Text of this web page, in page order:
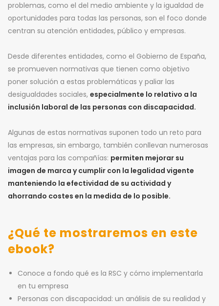
problemas, como el del medio ambiente y la igualdad de
oportunidades para todas las personas, son el foco donde
centran su atención entidades, público y empresas.
Desde diferentes entidades, como el Gobierno de España,
se promueven normativas que tienen como objetivo
poner solución a estas problemáticas y paliar las
desigualdades sociales, especialmente lo relativo a la
inclusión laboral de las personas con discapacidad.
Algunas de estas normativas suponen todo un reto para
las empresas, sin embargo, también conllevan numerosas
ventajas para las compañías: permiten mejorar su
imagen de marca y cumplir con la legalidad vigente
manteniendo la efectividad de su actividad y
ahorrando costes en la medida de lo posible.
¿Qué te mostraremos en este
ebook?
Conoce a fondo qué es la RSC y cómo implementarla
en tu empresa
Personas con discapacidad: un análisis de su realidad y